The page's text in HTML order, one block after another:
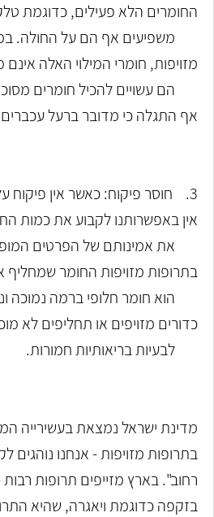
החומרים הלא פעילים, כדוגמת
משפיעים אף הם על החולה.
מזויפות, חומרי המילוי האלה אינם
הם עשויים להכיל חומרים
אף התגלה כי מדובר ברעל
3. חוסר פיקוח: כאשר אין פיקוח
אין באפשרותנו לקבוע את כמות
את אמינותם של הפרטים
בתרופות מזויפות החומר
הוא חומר חלופי ברמה נמוכה
כדורים מזויפים או תחליפים לא
לבעיות בריאותיות חמורות.
מדינת ישראל נמצאת בעשירייה
בתרופות מזויפות - אנחנו נוהגים
רחוב". בארץ מזייפים תרופות
בזקפה כדוגמת ויאגרה, שהיא